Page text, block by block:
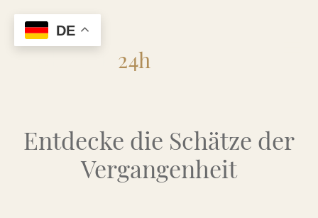
24h
Entdecke die Schätze der
Vergangenheit
DE